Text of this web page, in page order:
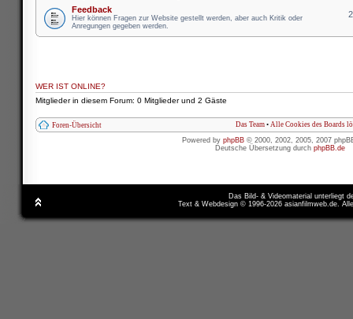
Feedback
Hier können Fragen zur Website gestellt werden, aber auch Kritik oder
Anregungen gegeben werden.
WER IST ONLINE?
Mitglieder in diesem Forum: 0 Mitglieder und 2 Gäste
Foren-Übersicht Das Team • Alle Cookies des Boards
Powered by phpBB © 2000, 2002, 2005, 2007
Deutsche Übersetzung durch phpBB.de
Das Bild- & Videomaterial unterliegt
Text & Webdesign © 1996-2026 asianfilmweb.de.